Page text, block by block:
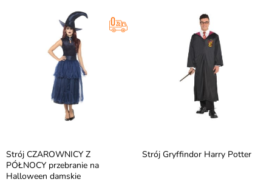
Strój CZAROWNICY Z
PÓŁNOCY przebranie na
Halloween damskie
Strój Gryffindor Harry Potter